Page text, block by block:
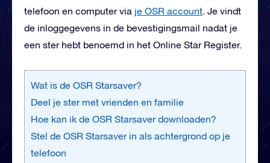
telefoon en computer via je OSR account. Je vindt
de inloggegevens in de bevestigingsmail nadat je
een ster hebt benoemd in het Online Star Register.
Wat is de OSR Starsaver?
Deel je ster met vrienden en familie
Hoe kan ik de OSR Starsaver downloaden?
Stel de OSR Starsaver in als achtergrond op je
telefoon